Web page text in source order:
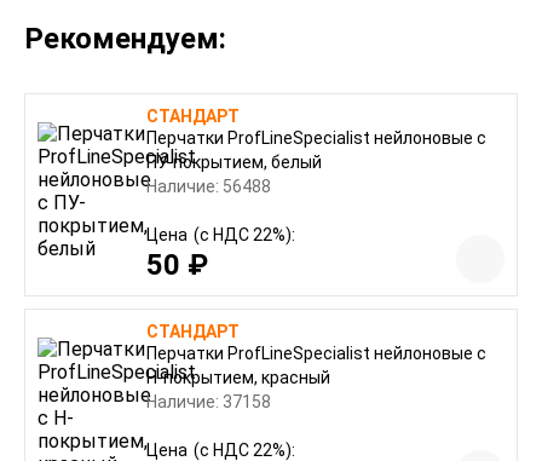
Рекомендуем:
СТАНДАРТ
Перчатки ProfLineSpecialist нейлоновые с
ПУ-покрытием, белый
Наличие: 56488
Цена (с НДС 22%):
50 ₽
СТАНДАРТ
Перчатки ProfLineSpecialist нейлоновые с
Н-покрытием, красный
Наличие: 37158
Цена (с НДС 22%):